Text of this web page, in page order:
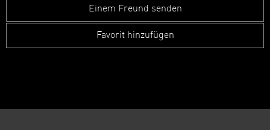
Einem Freund senden
Favorit hinzufügen